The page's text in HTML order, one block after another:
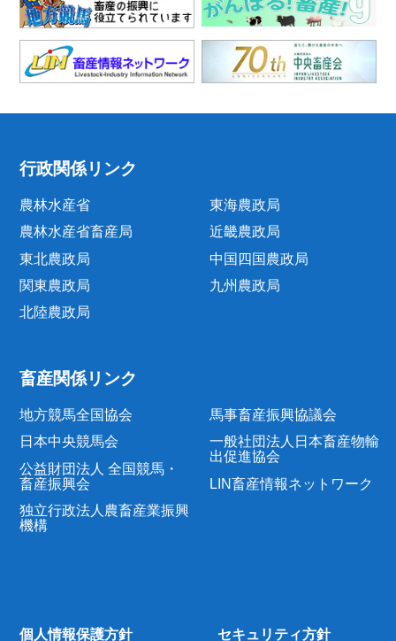
行政関係リンク
農林水産省
農林水産省畜産局
東北農政局
関東農政局
北陸農政局
東海農政局
近畿農政局
中国四国農政局
九州農政局
畜産関係リンク
地方競馬全国協会
日本中央競馬会
公益財団法人 全国競馬・
畜産振興会
独立行政法人農畜産業振興
機構
馬事畜産振興協議会
一般社団法人日本畜産物輸
出促進協会
LIN畜産情報ネットワーク
個人情報保護方針 セキュリティ方針